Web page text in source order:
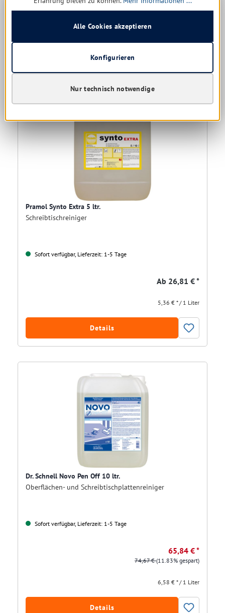
20,37 €(31.86% gespart)
Details
Pramol Synto Extra 5 ltr.
Schreibtischreiniger
Sofort verfügbar, Lieferzeit: 1-5 Tage
Ab 26,81 € *
5,36 € * / 1 Liter
Details
Dr. Schnell Novo Pen Off 10 ltr.
Oberflächen- und Schreibtischplattenreiniger
Sofort verfügbar, Lieferzeit: 1-5 Tage
65,84 € *
74,67 €(11.83% gespart)
6,58 € * / 1 Liter
Details
Nur technisch notwendige
Konfigurieren
Alle Cookies akzeptieren